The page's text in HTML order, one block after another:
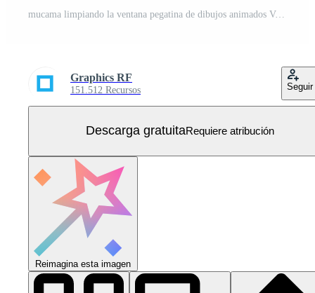
mucama limpiando la ventana pegatina de dibujos animados Vector Gratis
Graphics RF
151.512 Recursos Seguir
Descarga gratuitaRequiere atribución
Reimagina esta imagen